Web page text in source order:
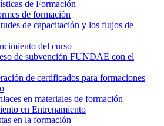
de Formación
de formación
de capacitación y los flujos de
del curso
de subvención FUNDAE con el
de certificados para formaciones
en materiales de formación
en Entrenamiento
en la formación